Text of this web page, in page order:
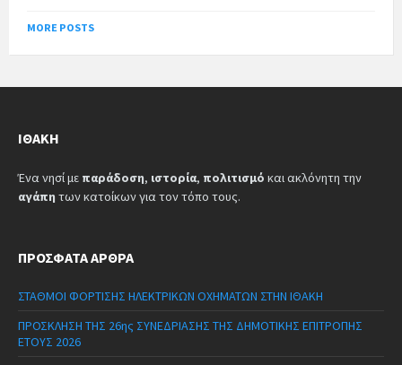
MORE POSTS
ΙΘΆΚΗ
Ένα νησί με παράδοση, ιστορία, πολιτισμό και ακλόνητη την
αγάπη των κατοίκων για τον τόπο τους.
ΠΡΌΣΦΑΤΑ ΆΡΘΡΑ
ΣΤΑΘΜΟΙ ΦΟΡΤΙΣΗΣ ΗΛΕΚΤΡΙΚΩΝ ΟΧΗΜΑΤΩΝ ΣΤΗΝ ΙΘΑΚΗ
ΠΡΟΣΚΛΗΣΗ ΤΗΣ 26ης ΣΥΝΕΔΡΙΑΣΗΣ ΤΗΣ ΔΗΜΟΤΙΚΗΣ ΕΠΙΤΡΟΠΗΣ
ΕΤΟΥΣ 2026